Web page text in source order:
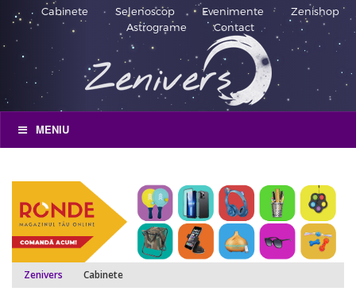
Cabinete Selenoscop Evenimente
Zenishop
Astrograme
Contact
MENIU
Zenivers Cabinete